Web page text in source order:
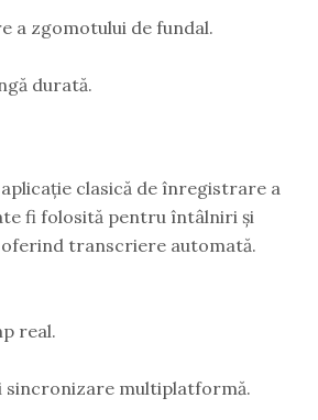
a zgomotului de fundal.
durată.
clasică de înregistrare a
fi folosită pentru întâlniri și
transcriere automată.
real.
sincronizare multiplatformă.